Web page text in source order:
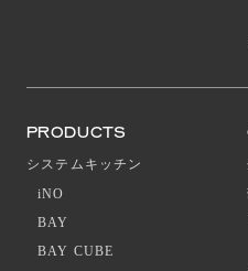
PRODUCTS
システムキッチン
iNO
BAY
BAY CUBE